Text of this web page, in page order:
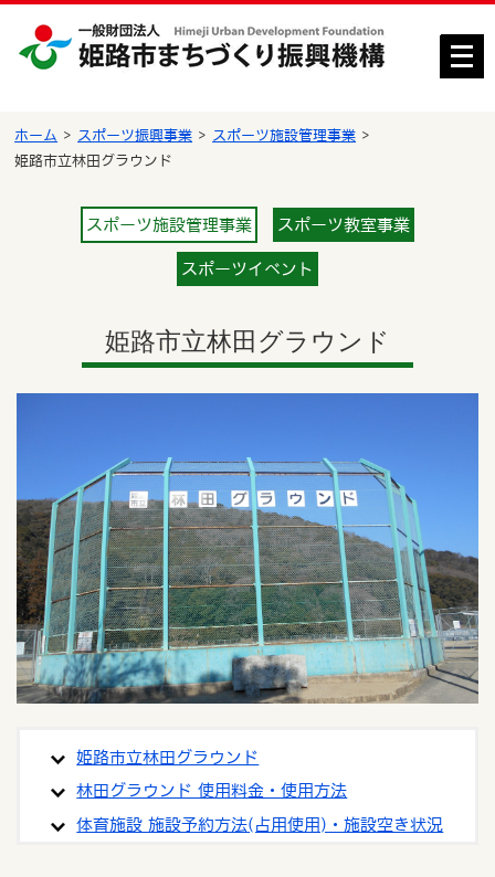
メ
ニ
ホーム スポーツ振興事業
スポーツ施設管理事業
姫路市立林田グラウンド
スポーツ施設管理事業 スポーツ教室事業
スポーツイベント
姫路市立林田グラウンド
姫路市立林田グラウンド
林田グラウンド 使用料金・使用方法
体育施設 施設予約方法(占用使用)・施設空き状況